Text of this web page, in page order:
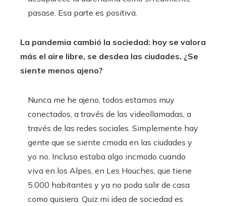
pasase. Esa parte es positiva.
La pandemia cambió la sociedad: hoy se valora
más el aire libre, se desdea las ciudades. ¿Se
siente menos ajeno?
Nunca me he ajeno, todos estamos muy
conectados, a través de las videollamadas, a
través de las redes sociales. Simplemente hay
gente que se siente cmoda en las ciudades y
yo no. Incluso estaba algo incmodo cuando
viva en los Alpes, en Les Houches, que tiene
5.000 habitantes y ya no poda salir de casa
como quisiera. Quiz mi idea de sociedad es